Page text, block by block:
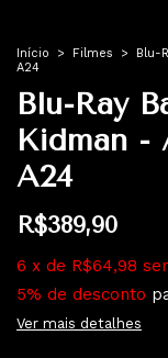
Início > Filmes >
Blu-
A24
Blu-Ray
Kidman -
A24
R$389,90
6 x de R$64,98
5% de desconto
Ver mais detalhes